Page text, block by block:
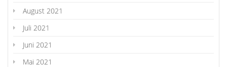
August 2021
Juli 2021
Juni 2021
Mai 2021